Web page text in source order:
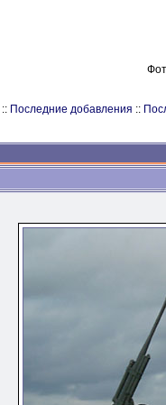
:: Последние добавления ::